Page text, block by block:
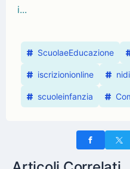
i...
ScuolaeEducazione
iscrizionionline nidi
scuoleinfanzia